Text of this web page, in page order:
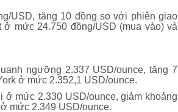
USD, tăng 10 đồng so với phiên giao
mức 24.750 đồng/USD (mua vào) và
ngưỡng 2.337 USD/ounce, tăng 7
ở mức 2.352,1 USD/ounce.
mức 2.330 USD/ounce, giảm khoảng
mức 2.349 USD/ounce.